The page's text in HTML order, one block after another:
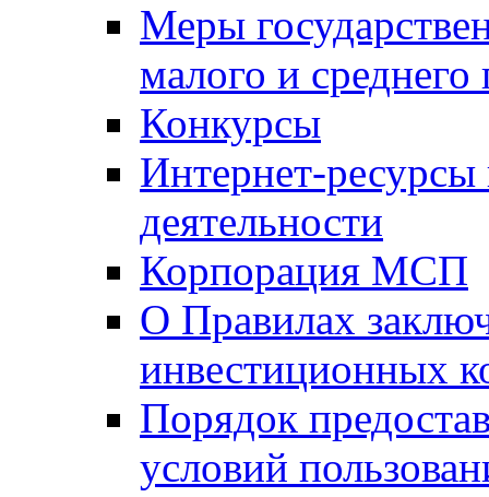
Меры
малого и среднего
Конкурсы
Интернет-
деятельности
Корпорация МСП
О Правилах
инвестиционных
Порядок
условий